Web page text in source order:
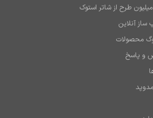
ساز آنلاین
محصولات
و پاسخ